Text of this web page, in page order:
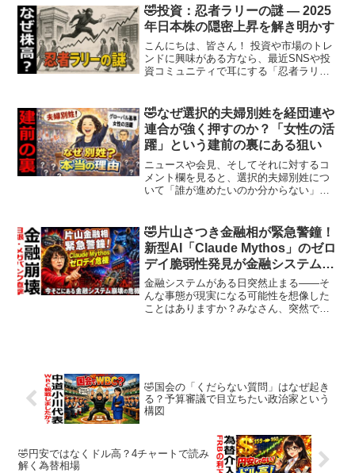
の具体的な内容、それが日本に及ぼす影
響、さらに最新情報を...
🤣投資：忍者ラリーの謎 — 2025
年日本株の隠密上昇を解き明かす
こんにちは、皆さん！ 投資や市場のトレ
ンドに興味がある方なら、最近SNSや投
資コミュニティで耳にする「忍者ラリ
いのに、気づけば株価が静かに上昇して
いる──そんな不思議な...
🤣なぜ選択的夫婦別姓を経団連や
連合が強く押すのか？「女性の活
躍」という建前の裏にある狙い
ニュースや会見、そしてそれに対するコ
メント欄を見ると、選択的夫婦別姓につ
いて「誰が進めたいのか分からない」
多く並びます。制度の是非以前に、動機
そのものが見えにくいことへ...
🤣片山さつき金融相が緊急警鐘！
新型AI「Claude Mythos」のゼロ
デイ脆弱性発見が金融システムを
直撃する危機
金融システムがある日突然止まる——そ
んな事態が現実になる可能性を想像した
ことはありますか？みなさん、突然です
🤣国会の「くだらない質問」はなぜ起き
る？予算審議で目立ちたい政治家という
構図
🤣円安ではなくドル高？4チャートで読み
解く為替相場